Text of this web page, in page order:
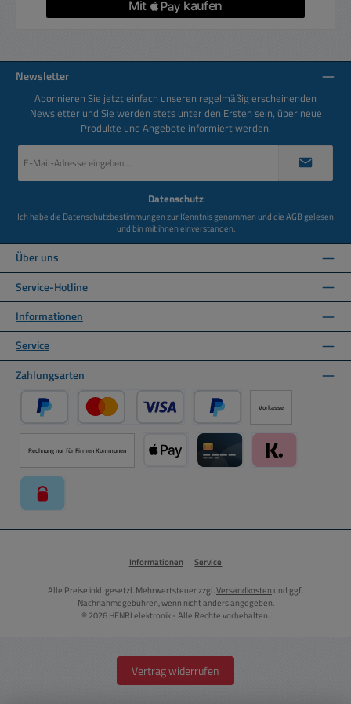
Newsletter
Abonnieren Sie jetzt einfach unseren regelmäßig erscheinenden
Newsletter und Sie werden stets unter den Ersten sein, über neue
Produkte und Angebote informiert werden.
Mail-
Datenschutz
Ich habe die Datenschutzbestimmungenzur Kenntnis genommen und dieAGBgelesen
und bin mit ihnen einverstanden.
Über uns
Service-Hotline
Informationen
Service
Zahlungsarten
PayPal Kredit- oder Debitkarte über PayPal
Später Bezahlen über PayPal
Vorkasse
Rechnung nur für Firmen Kommunen
Informationen Service
Alle Preise inkl. gesetzl. Mehrwertsteuer zzgl.Versandkosten und ggf.
Nachnahmegebühren, wenn nicht anders angegeben.
© 2026 HENRI elektronik - Alle Rechte vorbehalten.
Vertrag widerrufen